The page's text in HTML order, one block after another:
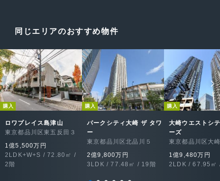
同じエリアのおすすめ物件
購入
ロワプレイス島津山
東京都品川区東五反田３
1億5,500万円
2LDK+W+S / 72.80㎡ /
2階
購入
パークシティ大崎 ザ タワ
ー
東京都品川区北品川５
2億9,800万円
3LDK / 77.48㎡ / 19階
購入
大崎ウエストシ
ーズ
東京都品川区大
1億9,480万円
2LDK / 67.95㎡